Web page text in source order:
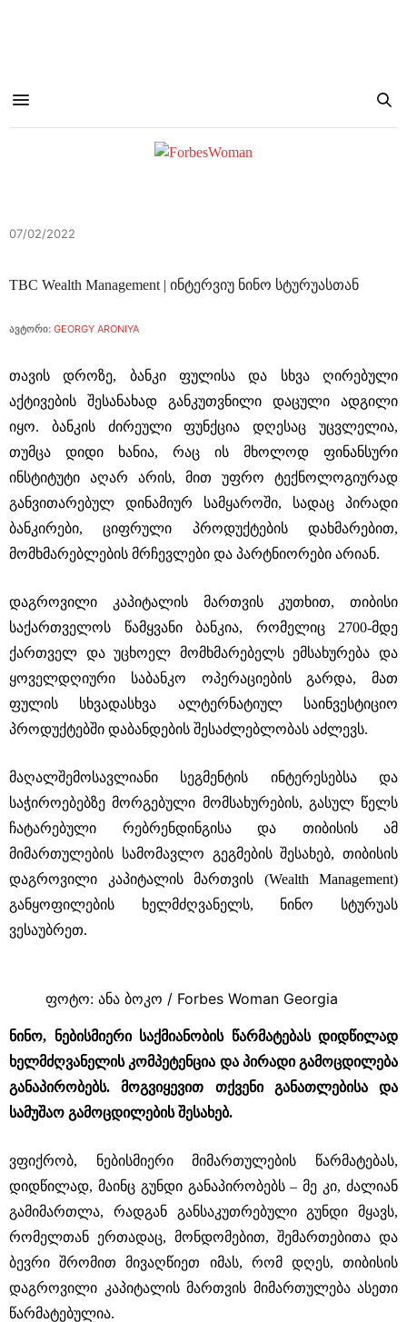
07/02/2022
TBC Wealth Management | ინტერვიუ ნინო სტურუასთან
ავტორი: GEORGY ARONIYA
თავის დროზე, ბანკი ფულისა და სხვა ღირებული
აქტივების შესანახად განკუთვნილი დაცული ადგილი
იყო. ბანკის ძირეული ფუნქცია დღესაც უცვლელია,
თუმცა დიდი ხანია, რაც ის მხოლოდ ფინანსური
ინსტიტუტი აღარ არის, მით უფრო ტექნოლოგიურად
განვითარებულ დინამიურ სამყაროში, სადაც პირადი
ბანკირები, ციფრული პროდუქტების დახმარებით,
მომხმარებლების მრჩევლები და პარტნიორები არიან.
დაგროვილი კაპიტალის მართვის კუთხით, თიბისი
საქართველოს წამყვანი ბანკია, რომელიც 2700-მდე
ქართველ და უცხოელ მომხმარებელს ემსახურება და
ყოველდღიური საბანკო ოპერაციების გარდა, მათ
ფულის სხვადასხვა ალტერნატიულ საინვესტიციო
პროდუქტებში დაბანდების შესაძლებლობას აძლევს.
მაღალშემოსავლიანი სეგმენტის ინტერესებსა და
საჭიროებებზე მორგებული მომსახურების, გასულ წელს
ჩატარებული რებრენდინგისა და თიბისის ამ
მიმართულების სამომავლო გეგმების შესახებ, თიბისის
დაგროვილი კაპიტალის მართვის (Wealth Management)
განყოფილების ხელმძღვანელს, ნინო სტურუას
ვესაუბრეთ.
ფოტო: ანა ბოკო / Forbes Woman Georgia
ნინო, ნებისმიერი საქმიანობის წარმატებას დიდწილად
ხელმძღვანელის კომპეტენცია და პირადი გამოცდილება
განაპირობებს. მოგვიყევით თქვენი განათლებისა და
სამუშაო გამოცდილების შესახებ.
ვფიქრობ, ნებისმიერი მიმართულების წარმატებას,
დიდწილად, მაინც გუნდი განაპირობებს ‒ მე კი, ძალიან
გამიმართლა, რადგან განსაკუთრებული გუნდი მყავს,
რომელთან ერთადაც, მონდომებით, შემართებითა და
ბევრი შრომით მივაღწიეთ იმას, რომ დღეს, თიბისის
დაგროვილი კაპიტალის მართვის მიმართულება ასეთი
წარმატებულია.